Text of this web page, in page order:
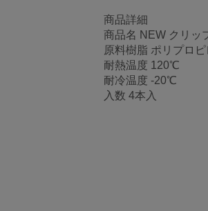
商品詳細
商品名 NEW クリッ
原料樹脂 ポリプロピ
耐熱温度 120℃
耐冷温度 -20℃
入数 4本入